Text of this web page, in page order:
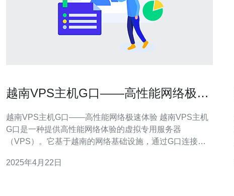
越南VPS主机G口——高性能网络极速
越南VPS主机G口——高性能网络极速体验 越南VPS主机
G口是一种提供高性能网络体验的虚拟专用服务器
（VPS）。它基于越南的网络基础设施，通过G口连接提
有以下优势： 极速网络：通过G口连接，提供更快的网络
2025年4月22日